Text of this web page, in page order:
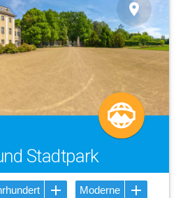
Stadtpark
place
Moderne